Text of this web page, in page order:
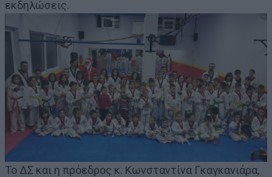
εκδηλώσεις.
Το ΔΣ και η πρόεδρος κ. Κωνσταντίνα Γκαγκανιάρα,